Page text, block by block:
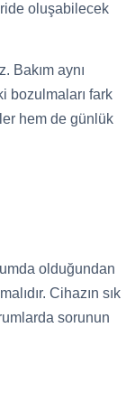
oluşabilecek
Bakım aynı
bozulmaları fark
hem de günlük
olduğundan
Cihazın sık
sorunun